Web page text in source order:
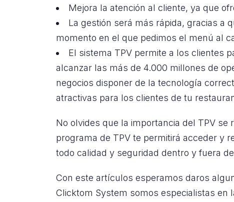
Mejora la atención al cliente, ya que
La gestión será más rápida, gracias a
momento en el que pedimos el menú al
El sistema TPV permite a los clientes
alcanzar las más de 4.000 millones de
negocios disponer de la tecnología
atractivas para los clientes de tu
No olvides que la importancia del TPV se
programa de TPV te permitirá acceder y
todo calidad y seguridad dentro y fuera
Con este artículos esperamos daros
Clicktom System somos especialistas en